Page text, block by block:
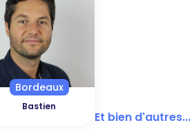
Bordeaux
Bastien
Et bien d'autres...